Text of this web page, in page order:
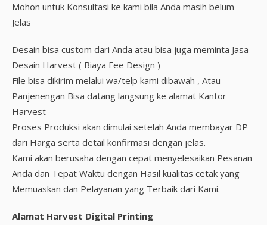
Mohon untuk Konsultasi ke kami bila Anda masih belum
Jelas
Desain bisa custom dari Anda atau bisa juga meminta Jasa
Desain Harvest ( Biaya Fee Design )
File bisa dikirim melalui wa/telp kami dibawah , Atau
Panjenengan Bisa datang langsung ke alamat Kantor
Harvest
Proses Produksi akan dimulai setelah Anda membayar DP
dari Harga serta detail konfirmasi dengan jelas.
Kami akan berusaha dengan cepat menyelesaikan Pesanan
Anda dan Tepat Waktu dengan Hasil kualitas cetak yang
Memuaskan dan Pelayanan yang Terbaik dari Kami.
Alamat Harvest Digital Printing